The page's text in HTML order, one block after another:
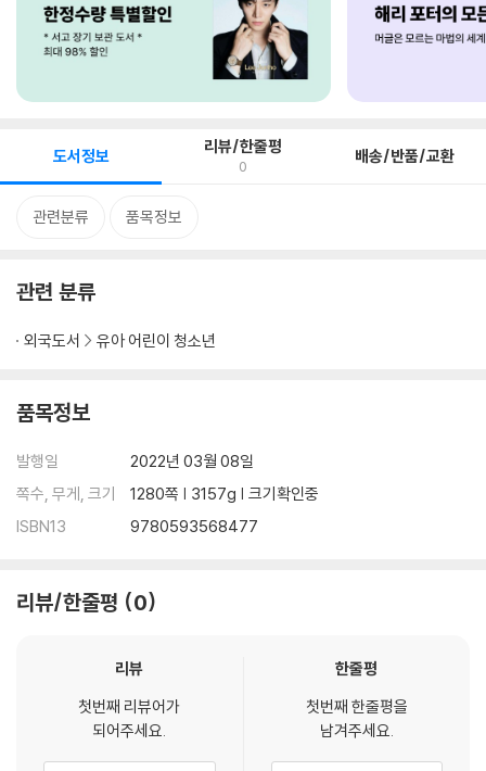
도서정보 리뷰/한줄평
0 배송/반품/교환
관련분류 품목정보
관련 분류
외국도서 유아 어린이 청소년
품목정보
발행일
2022년 03월 08일
쪽수, 무게, 크기
1280쪽 | 3157g | 크기확인중
ISBN13
9780593568477
리뷰/한줄평 0
리뷰
첫번째 리뷰어가
되어주세요.
한줄평
첫번째 한줄평을
남겨주세요.